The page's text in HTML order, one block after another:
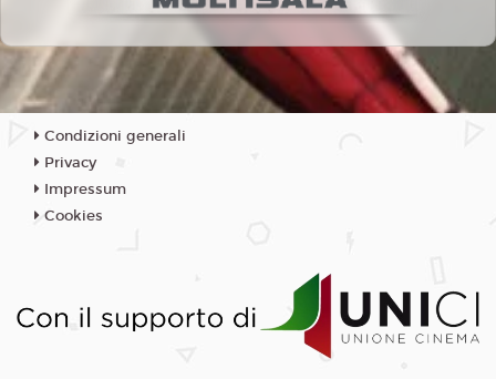
Condizioni generali
Privacy
Impressum
Cookies